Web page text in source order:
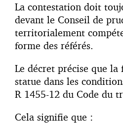
La contestation doit
devant le Conseil de
territorialement
forme des référés.
Le décret précise que
statue dans les
R 1455-12 du Code du
Cela signifie que :